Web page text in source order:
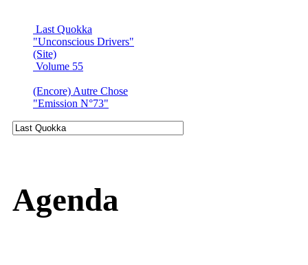
Last Quokka
"Unconscious Drivers"
(Site)
Volume 55
(Encore) Autre Chose
"Emission N°73"
Agenda